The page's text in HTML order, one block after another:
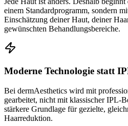
einem Standardprogramm, sondern
Einschätzung deiner Haut, deiner
gewünschten Behandlungsbereiche.
Moderne Technologie statt
Bei dermAesthetics wird mit
gearbeitet, nicht mit klassischer IPL-
stärkere Grundlage für gezielte,
Haarreduktion.